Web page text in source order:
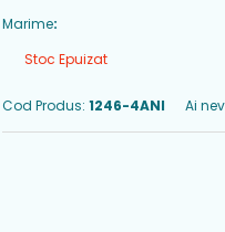
Marime:
Stoc Epuizat
Cod Produs: 1246-4ANI Ai